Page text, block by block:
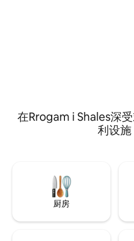
在Rrogam i Shales深
利设施
厨房